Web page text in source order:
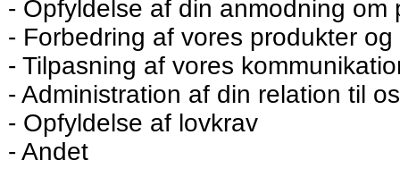
Opfyldelse af din anmodning om
Forbedring af vores produkter
Tilpasning af vores
Administration af din relation til os
Opfyldelse af lovkrav
Andet